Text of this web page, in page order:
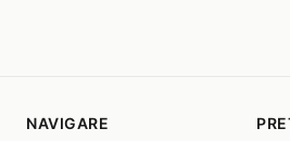
NAVIGARE